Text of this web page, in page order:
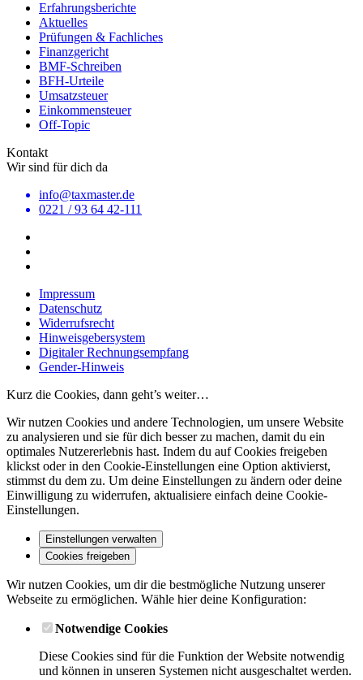
Erfahrungsberichte
Aktuelles
Prüfungen & Fachliches
Finanzgericht
BMF-Schreiben
BFH-Urteile
Umsatzsteuer
Einkommensteuer
Off-Topic
Kontakt
Wir sind für dich da
info@taxmaster.de
0221 / 93 64 42-111
Impressum
Datenschutz
Widerrufsrecht
Hinweisgebersystem
Digitaler Rechnungsempfang
Gender-Hinweis
Kurz die Cookies, dann geht’s weiter…
Wir nutzen Cookies und andere Technologien, um unsere Website
zu analysieren und sie für dich besser zu machen, damit du ein
optimales Nutzererlebnis hast. Indem du auf Cookies freigeben
klickst oder in den Cookie-Einstellungen eine Option aktivierst,
stimmst du dem zu. Um deine Einstellungen zu ändern oder deine
Einwilligung zu widerrufen, aktualisiere einfach deine Cookie-
Einstellungen.
Einstellungen verwalten
Cookies freigeben
Wir nutzen Cookies, um dir die bestmögliche Nutzung unserer
Webseite zu ermöglichen. Wähle hier deine Konfiguration:
Notwendige Cookies
Diese Cookies sind für die Funktion der Website notwendig
und können in unseren Systemen nicht ausgeschaltet werden.